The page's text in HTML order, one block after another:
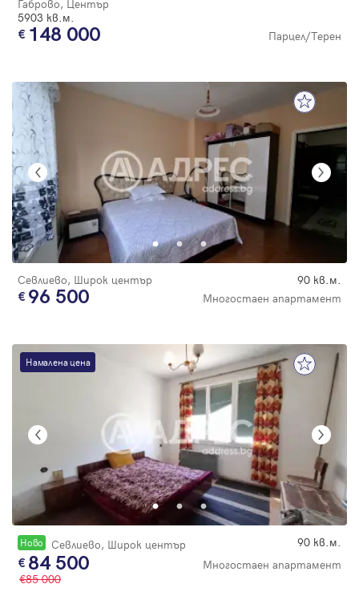
Габрово, Център
5903 кв.м.
148 000 Парцел/Терен
Севлиево, Широк център 90 кв.м.
96 500 Многостаен апартамент
Намалена цена
Новo Севлиево, Широк център 90 кв.м.
84 500
Многостаен апартамент
85 000